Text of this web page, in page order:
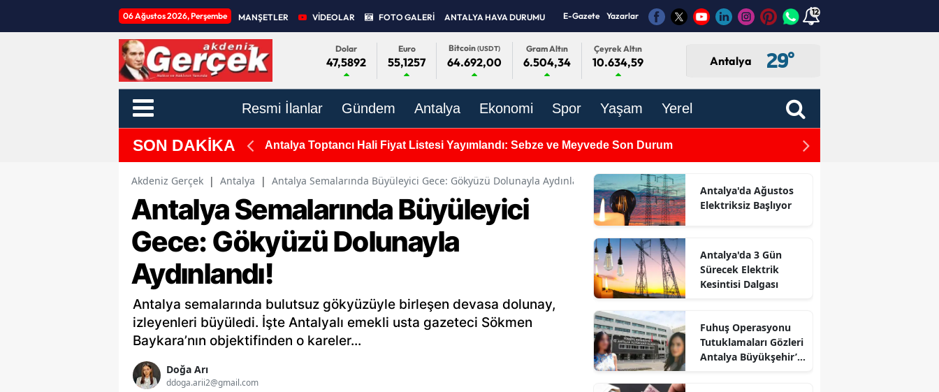
06 Ağustos 2026, Perşembe MANŞETLER VİDEOLAR FOTO GALERİ ANTALYA HAVA DURUMU E-Gazete Yazarlar 12
Dolar
47,5892
Euro
55,1257
Bitcoin(USDT)
64.692,00
Gram Altın
6.504,34
Çeyrek Altın
10.634,59 Antalya 29°
Resmi İlanlar Gündem Antalya Ekonomi Spor Yaşam Yerel
SON DAKİKA Antalya Toptancı Hali Fiyat Listesi Yayımlandı: Sebze ve Meyvede Son Durum TBMM'de Kabul Edildi:
Akdeniz Gerçek | Antalya | Antalya Semalarında Büyüleyici Gece: Gökyüzü Dolunayla Aydınlandı!
Antalya Semalarında Büyüleyici
Gece: Gökyüzü Dolunayla
Aydınlandı!
Antalya semalarında bulutsuz gökyüzüyle birleşen devasa dolunay,
izleyenleri büyüledi. İşte Antalyalı emekli usta gazeteci Sökmen
Baykara’nın objektifinden o kareler...
Doğa Arı
ddoga.arii2@gmail.com
Antalya'da Ağustos
Elektriksiz Başlıyor
Antalya'da 3 Gün
Sürecek Elektrik
Kesintisi Dalgası
Fuhuş Operasyonu
Tutuklamaları Gözleri
Antalya Büyükşehir’e